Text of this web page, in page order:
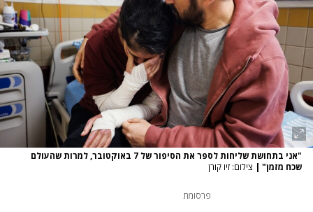
"אני בתחושת שליחות לספר את הסיפור של 7 באוקטובר, למרות שהעולם
שכח מזמן" | צילום: זיו קורן
פרסומת